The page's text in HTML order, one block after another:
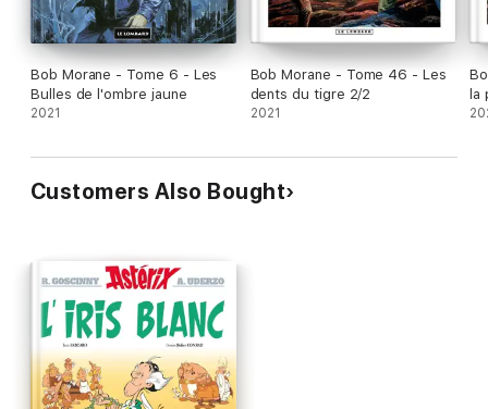
Bob Morane - Tome 6 - Les
Bulles de l'ombre jaune
2021
Bob Morane - Tome 46 - Les
dents du tigre 2/2
2021
la
Customers Also Bought